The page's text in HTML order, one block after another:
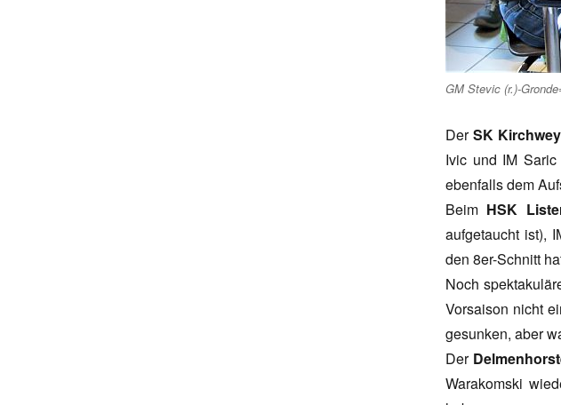
GM Stevic (r.)-
DerSK
Ivic und IM
ebenfalls dem
Beim HSK
aufgetaucht ist),
den 8er-Schnitt
Noch
Vorsaison nicht
gesunken, aber
Der
Warakomski